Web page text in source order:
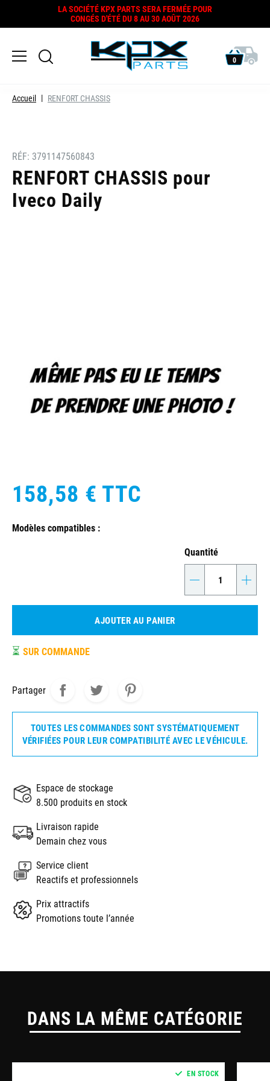
LA SOCIÉTÉ KPX PARTS SERA FERMÉE POUR
CONGÉS D'ÉTÉ DU 8 AU 30 AOÛT 2026
0
Accueil RENFORT CHASSIS
RÉF: 3791147560843
RENFORT CHASSIS pour
Iveco Daily
158,58 € TTC
Modèles compatibles :
Quantité
- +
AJOUTER AU PANIER
⏳ SUR COMMANDE
Partager
TOUTES LES COMMANDES SONT SYSTÉMATIQUEMENT
VÉRIFIÉES POUR LEUR COMPATIBILITÉ AVEC LE VÉHICULE.
Espace de stockage
8.500 produits en stock
Livraison rapide
Demain chez vous
Service client
Reactifs et professionnels
Prix attractifs
Promotions toute l’année
DANS LA MÊME CATÉGORIE
EN STOCK